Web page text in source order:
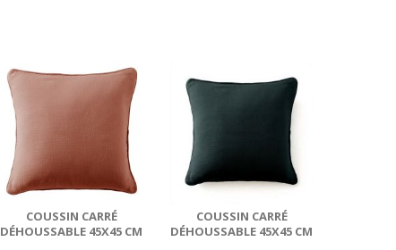
COUSSIN CARRÉ
DÉHOUSSABLE 45X45 CM
COUSSIN CARRÉ
DÉHOUSSABLE 45X45 CM